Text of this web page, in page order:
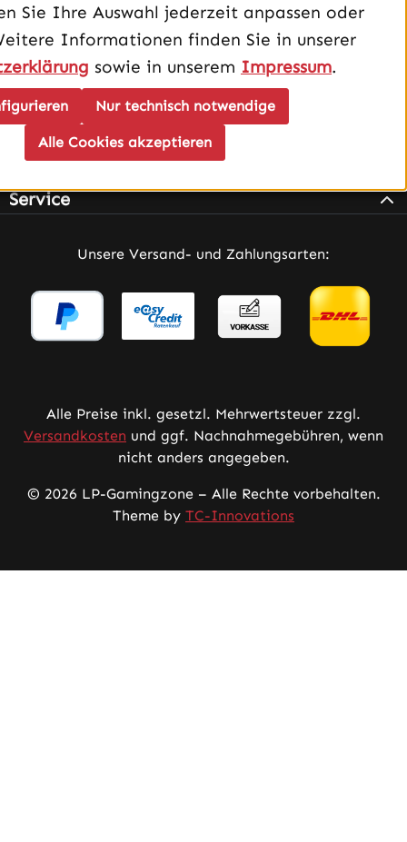
Service
Unsere Versand- und Zahlungsarten:
Alle Preise inkl. gesetzl. Mehrwertsteuer zzgl.
Versandkosten und ggf. Nachnahmegebühren, wenn
nicht anders angegeben.
© 2026 LP-Gamingzone – Alle Rechte vorbehalten.
Theme by TC-Innovations
Sie Ihre Auswahl jederzeit anpassen oder
Informationen finden Sie in unserer
sowie in unserem Impressum.
Nur technisch notwendige
Alle Cookies akzeptieren